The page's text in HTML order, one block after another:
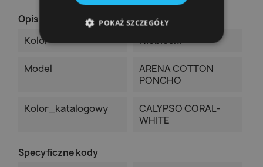
Opis
Kolor Niebieski
Model
ARENA COTTON
PONCHO
Kolor_katalogowy
CALYPSO CORAL-
WHITE
Specyficzne kody
POKAŻ SZCZEGÓŁY